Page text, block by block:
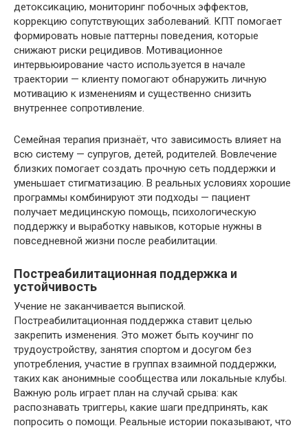
детоксикацию, мониторинг побочных эффектов,
коррекцию сопутствующих заболеваний. КПТ помогает
формировать новые паттерны поведения, которые
снижают риски рецидивов. Мотивационное
интервьюирование часто используется в начале
траектории — клиенту помогают обнаружить личную
мотивацию к изменениям и существенно снизить
внутреннее сопротивление.
Семейная терапия признаёт, что зависимость влияет на
всю систему — супругов, детей, родителей. Вовлечение
близких помогает создать прочную сеть поддержки и
уменьшает стигматизацию. В реальных условиях хорошие
программы комбинируют эти подходы — пациент
получает медицинскую помощь, психологическую
поддержку и выработку навыков, которые нужны в
повседневной жизни после реабилитации.
Постреабилитационная поддержка и
устойчивость
Учение не заканчивается выпиской.
Постреабилитационная поддержка ставит целью
закрепить изменения. Это может быть коучинг по
трудоустройству, занятия спортом и досугом без
употребления, участие в группах взаимной поддержки,
таких как анонимные сообщества или локальные клубы.
Важную роль играет план на случай срыва: как
распознавать триггеры, какие шаги предпринять, как
попросить о помощи. Реальные истории показывают, что